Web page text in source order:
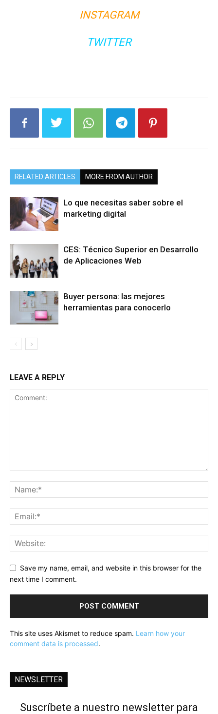
INSTAGRAM
TWITTER
RELATED ARTICLES MORE FROM AUTHOR
Lo que necesitas saber sobre el
marketing digital
CES: Técnico Superior en Desarrollo
de Aplicaciones Web
Buyer persona: las mejores
herramientas para conocerlo
LEAVE A REPLY
Save my name, email, and website in this browser for the
next time I comment.
This site uses Akismet to reduce spam. Learn how your
comment data is processed.
NEWSLETTER
Suscríbete a nuestro newsletter para